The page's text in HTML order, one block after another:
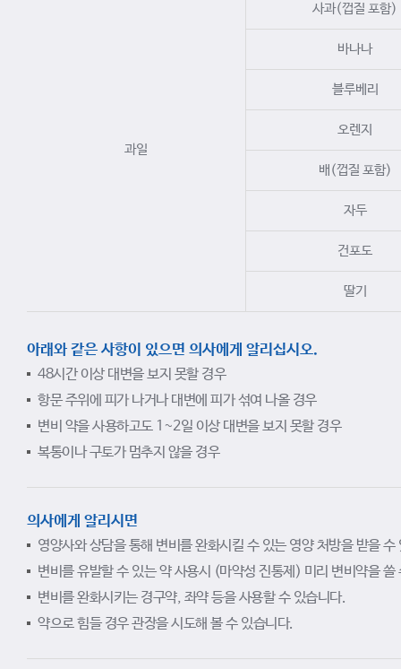
과일
사과(껍질 포함)
바나나
블루베리
오렌지
배(껍질 포함)
자두
건포도
딸기
아래와 같은 사항이 있으면 의사에게 알리십시오.
48시간 이상 대변을 보지 못할 경우
항문 주위에 피가 나거나 대변에 피가 섞여 나올 경우
변비 약을 사용하고도 1~2일 이상 대변을 보지 못할 경우
복통이나 구토가 멈추지 않을 경우
의사에게 알리시면
영양사와 상담을 통해 변비를 완화시킬 수 있는 영양 처방을 받을 수
변비를 유발할 수 있는 약 사용시 (마약성 진통제) 미리 변비약을 쓸
변비를 완화시키는 경구약, 좌약 등을 사용할 수 있습니다.
약으로 힘들 경우 관장을 시도해 볼 수 있습니다.